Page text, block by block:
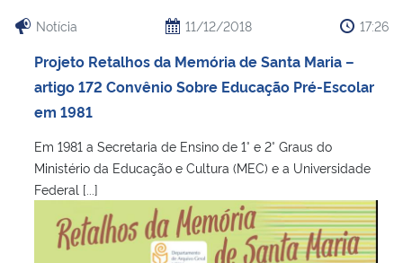
Notícia 11/12/2018 17:26
Projeto Retalhos da Memória de Santa Maria –
artigo 172 Convênio Sobre Educação Pré-Escolar
em 1981
Em 1981 a Secretaria de Ensino de 1° e 2° Graus do
Ministério da Educação e Cultura (MEC) e a Universidade
Federal [...]